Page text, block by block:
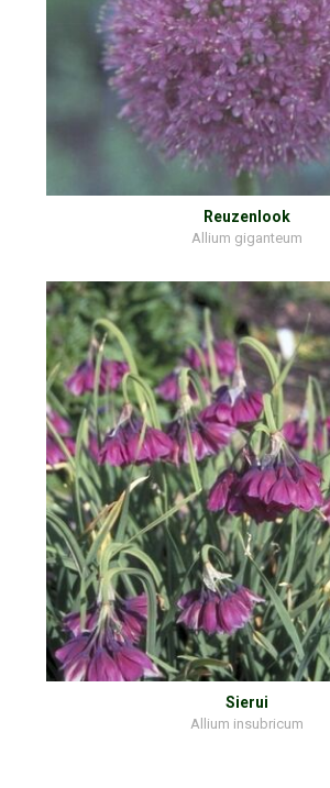
Reuzenlook
Allium giganteum
Sierui
Allium insubricum